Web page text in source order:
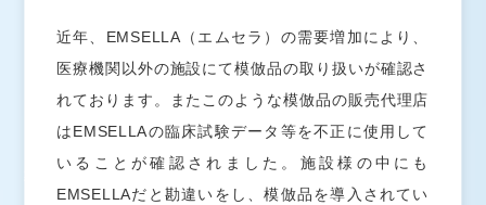
導入施設
プライバシーポリシー
お知らせ
エムセラ® とは
よくあるご質問
導入施設
近年、EMSELLA（エムセラ）の需要増加により、
医療機関以外の施設にて模倣品の取り扱いが確認さ
れております。またこのような模倣品の販売代理店
はEMSELLAの臨床試験データ等を不正に使用して
いることが確認されました。施設様の中にも
EMSELLAだと勘違いをし、模倣品を導入されてい